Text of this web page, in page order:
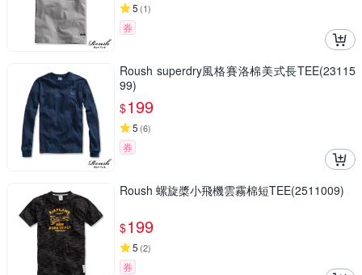
5 (1)
券
Roush superdry風格賽洛棉美式長TEE(23115
99)
$199
5 (6)
券
Roush 螺旋槳小飛機雲霧棉短TEE(2511009)
$199
5 (2)
券